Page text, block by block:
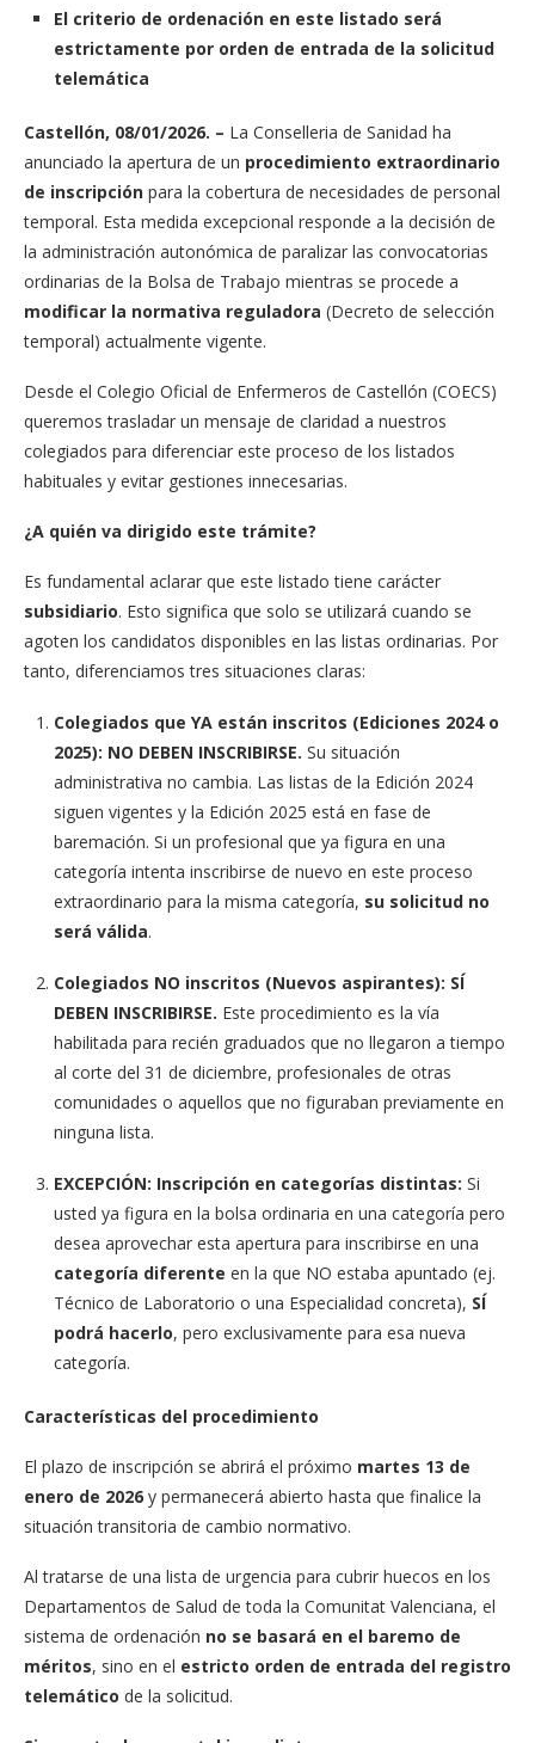
El criterio de ordenación en este listado será
estrictamente por orden de entrada de la solicitud
telemática
Castellón, 08/01/2026. – La Conselleria de Sanidad ha
anunciado la apertura de un procedimiento extraordinario
de inscripción para la cobertura de necesidades de personal
temporal. Esta medida excepcional responde a la decisión de
la administración autonómica de paralizar las convocatorias
ordinarias de la Bolsa de Trabajo mientras se procede a
modificar la normativa reguladora (Decreto de selección
temporal) actualmente vigente.
Desde el Colegio Oficial de Enfermeros de Castellón (COECS)
queremos trasladar un mensaje de claridad a nuestros
colegiados para diferenciar este proceso de los listados
habituales y evitar gestiones innecesarias.
¿A quién va dirigido este trámite?
Es fundamental aclarar que este listado tiene carácter
subsidiario. Esto significa que solo se utilizará cuando se
agoten los candidatos disponibles en las listas ordinarias. Por
tanto, diferenciamos tres situaciones claras:
Colegiados que YA están inscritos (Ediciones 2024 o
2025): NO DEBEN INSCRIBIRSE. Su situación
administrativa no cambia. Las listas de la Edición 2024
siguen vigentes y la Edición 2025 está en fase de
baremación. Si un profesional que ya figura en una
categoría intenta inscribirse de nuevo en este proceso
extraordinario para la misma categoría, su solicitud no
será válida.
Colegiados NO inscritos (Nuevos aspirantes): SÍ
DEBEN INSCRIBIRSE. Este procedimiento es la vía
habilitada para recién graduados que no llegaron a tiempo
al corte del 31 de diciembre, profesionales de otras
comunidades o aquellos que no figuraban previamente en
ninguna lista.
EXCEPCIÓN: Inscripción en categorías distintas: Si
usted ya figura en la bolsa ordinaria en una categoría pero
desea aprovechar esta apertura para inscribirse en una
categoría diferente en la que NO estaba apuntado (ej.
Técnico de Laboratorio o una Especialidad concreta), SÍ
podrá hacerlo, pero exclusivamente para esa nueva
categoría.
Características del procedimiento
El plazo de inscripción se abrirá el próximo martes 13 de
enero de 2026 y permanecerá abierto hasta que finalice la
situación transitoria de cambio normativo.
Al tratarse de una lista de urgencia para cubrir huecos en los
Departamentos de Salud de toda la Comunitat Valenciana, el
sistema de ordenación no se basará en el baremo de
méritos, sino en el estricto orden de entrada del registro
telemático de la solicitud.